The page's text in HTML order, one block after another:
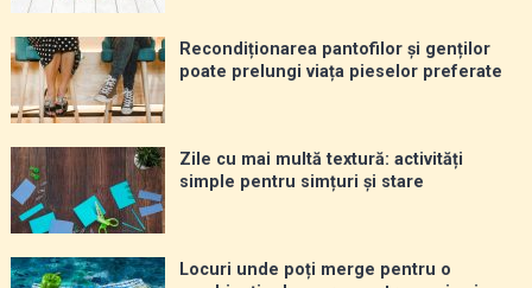
Recondiționarea pantofilor și genților
poate prelungi viața pieselor preferate
Zile cu mai multă textură: activități
simple pentru simțuri și stare
Locuri unde poți merge pentru o